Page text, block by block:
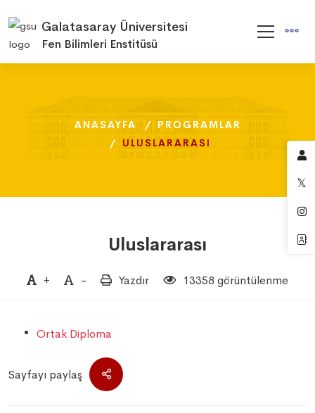
Galatasaray Üniversitesi
Fen Bilimleri Enstitüsü
ANASAYFA
PROGRAMLAR
ULUSLARARASI
ANASAYFA
PROGRAMLAR
ULUSLARARASI
ANASAYFA
PROGRAMLAR
ULUSLARARASI
Uluslararası
+ - Yazdır 13358 görüntülenme
Ortak Diploma
Sayfayı paylaş